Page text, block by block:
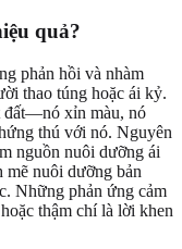
quả?
phản hồi và nhàm
thao túng hoặc ái kỷ.
đất—nó xỉn màu, nó
thú với nó. Nguyên
nguồn nuôi dưỡng ái
mẽ nuôi dưỡng bản
Những phản ứng cảm
thậm chí là lời khen